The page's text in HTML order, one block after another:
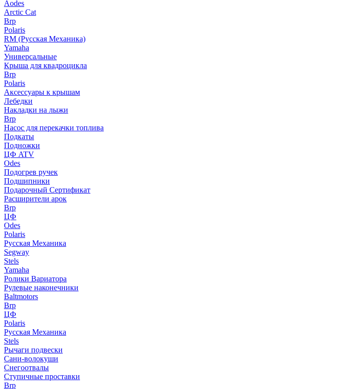
Aodes
Arctic Cat
Brp
Polaris
RM (Русская Механика)
Yamaha
Универсальные
Крыша для квадроцикла
Brp
Polaris
Аксессуары к крышам
Лебедки
Накладки на лыжи
Brp
Насос для перекачки топлива
Подкаты
Подножки
ЦФ ATV
Odes
Подогрев ручек
Подшипники
Подарочный Сертификат
Расширители арок
Brp
ЦФ
Odes
Polaris
Русская Механика
Segway
Stels
Yamaha
Ролики Вариатора
Рулевые наконечники
Baltmotors
Brp
ЦФ
Polaris
Русская Механика
Stels
Рычаги подвески
Сани-волокуши
Снегоотвалы
Ступичные проставки
Brp